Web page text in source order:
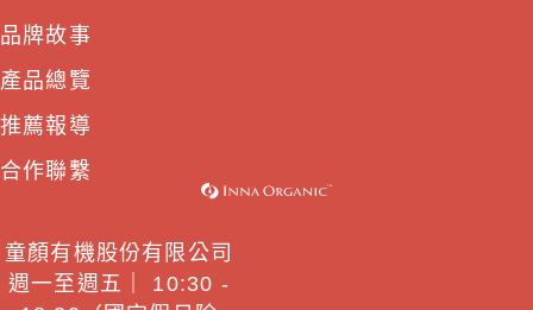
品牌故事
產品總覽
推薦報導
合作聯繫
童顏有機股份有限公司
週一至週五｜ 10:30 -